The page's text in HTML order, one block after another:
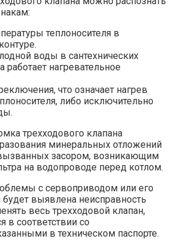
теплоносителя в
воды в сантехнических
работает нагревательное
что означает нагрев
либо исключительно
трехходового клапана
минеральных отложений
вызванных засором, возникающим
на водопроводе перед котлом.
с сервоприводом или его
выявлена неисправность
весь трехходовой клапан,
в соответствии со
в техническом паспорте.